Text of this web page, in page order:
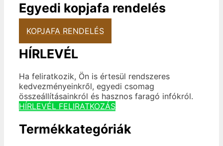
Egyedi kopjafa rendelés
KOPJAFA RENDELÉS
HÍRLEVÉL
Ha feliratkozik, Ön is értesül rendszeres
kedvezményeinkről, egyedi csomag
összeállításainkról és hasznos faragó infókról.
HÍRLEVÉL FELIRATKOZÁS
Termékkategóriák